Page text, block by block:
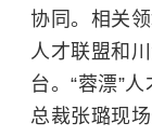
协同。相关
人才联盟和
台。“蓉漂”
总裁张璐现